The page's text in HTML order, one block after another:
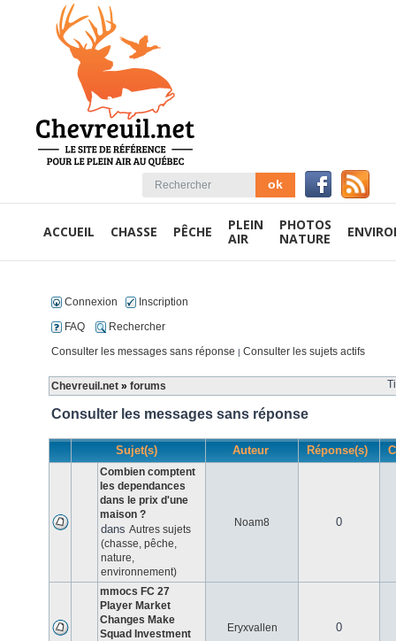
ACCUEIL CHASSE PÊCHE
PLEIN
AIR
PHOTOS
NATURE
Connexion
Inscription
FAQ
Rechercher
Consulter les messages sans réponse | Consulter les sujets actifs
Chevreuil.net » forums
Consulter les messages sans réponse
Sujet(s) Auteur Réponse(s)
Combien comptent
les dependances
dans le prix d'une
maison ?
dans Autres sujets
(chasse, pêche,
nature,
environnement)
Noam8 0
mmocs FC 27
Player Market
Changes Make
Squad Investment
Eryxvallen 0